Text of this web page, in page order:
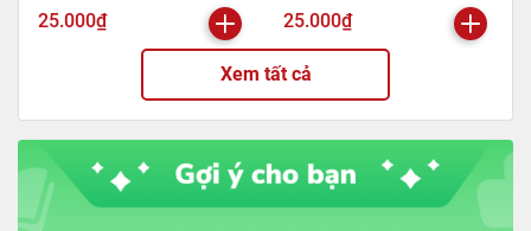
25.000₫
Phen!! (Tái Bản 2024)
25.000₫
Xem tất cả